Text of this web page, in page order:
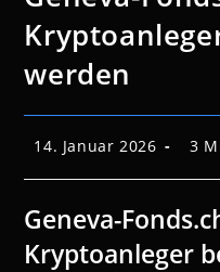
werden
Beitrag
veröffentlicht:
14. Januar 2026 3
Geneva-
Kryptoanleger